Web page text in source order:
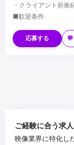
・クライアント折衝
■歓迎条件
・動画制作（撮影・
・Adobe
・YouTube／
・コミュニケーショ
方
応募する
ご経験に合う求
映像業界に特化し